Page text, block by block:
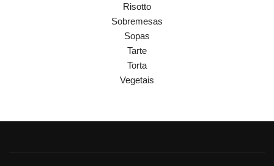
Risotto
Sobremesas
Sopas
Tarte
Torta
Vegetais